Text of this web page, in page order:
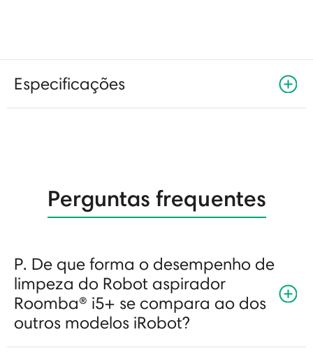
Especificações
Perguntas frequentes
P. De que forma o desempenho de
limpeza do Robot aspirador
Roomba® i5+ se compara ao dos
outros modelos iRobot?